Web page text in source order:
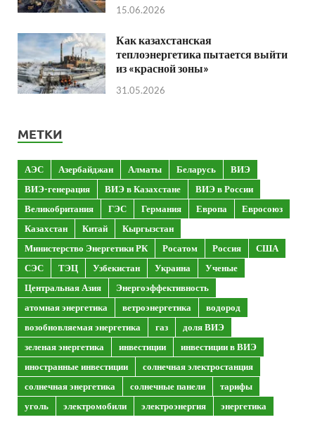
15.06.2026
Как казахстанская
теплоэнергетика пытается выйти
из «красной зоны»
31.05.2026
МЕТКИ
АЭС Азербайджан Алматы Беларусь
ВИЭ
ВИЭ-генерация
ВИЭ в Казахстане
ВИЭ в России
Великобритания
ГЭС Германия Европа
Евросоюз
Казахстан
Китай
Кыргызстан
Министерство Энергетики РК
Росатом Россия
США
СЭС
ТЭЦ Узбекистан Украина
Ученые
Центральная Азия
Энергоэффективность
атомная энергетика
ветроэнергетика
водород
возобновляемая энергетика
газ
доля ВИЭ
зеленая энергетика
инвестиции
инвестиции в ВИЭ
иностранные инвестиции
солнечная электростанция
солнечная энергетика
солнечные панели
тарифы
уголь
электромобили электроэнергия энергетика